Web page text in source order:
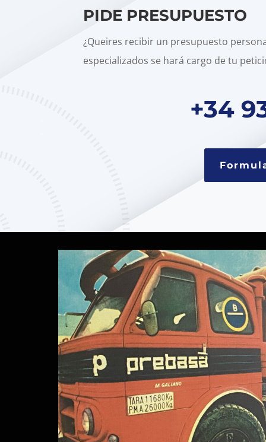
PIDE PRESUPUESTO
¿Queires recibir un presupuesto
especializados se hará cargo de tu
+34